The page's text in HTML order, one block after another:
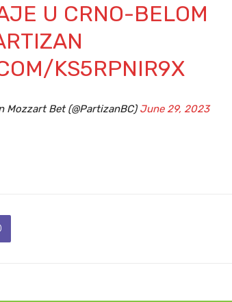
U CRNO-BELOM
KS5RPNIR9X
Mozzart Bet (@PartizanBC) June 29, 2023